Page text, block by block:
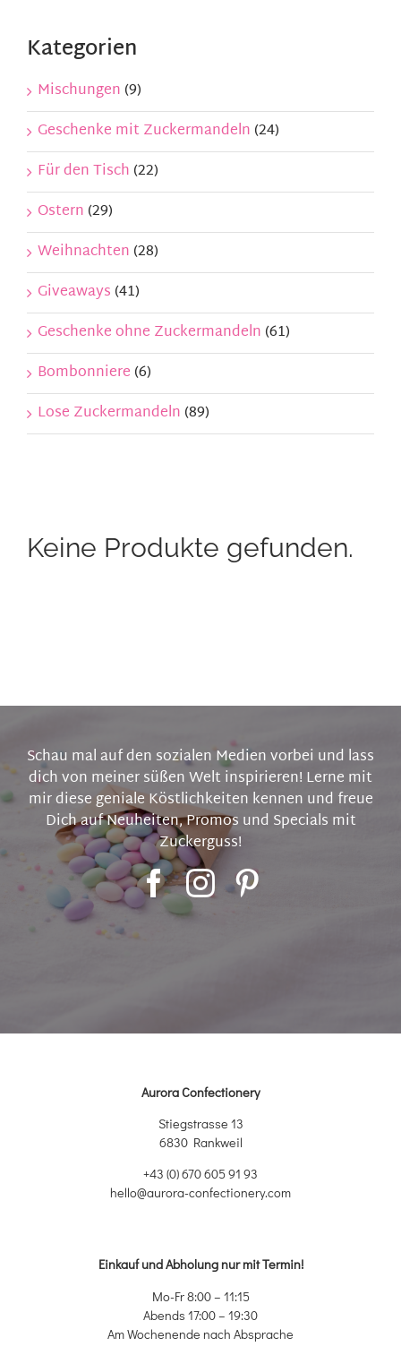
Kontakt
Mein Konto
Warenkorb
Kategorien
Mischungen (9)
Geschenke mit Zuckermandeln (24)
Für den Tisch (22)
Ostern (29)
Weihnachten (28)
Giveaways (41)
Geschenke ohne Zuckermandeln (61)
Bombonniere (6)
Lose Zuckermandeln (89)
Keine Produkte gefunden.
Schau mal auf den sozialen Medien vorbei und lass
dich von meiner süßen Welt inspirieren! Lerne mit
mir diese geniale Köstlichkeiten kennen und freue
Dich auf Neuheiten, Promos und Specials mit
Zuckerguss!
Aurora Confectionery
Stiegstrasse 13
6830 Rankweil
+43 (0) 670 605 91 93
hello@aurora-confectionery.com
Einkauf und Abholung nur mit Termin!
Mo-Fr 8:00 – 11:15
Abends 17:00 – 19:30
Am Wochenende nach Absprache